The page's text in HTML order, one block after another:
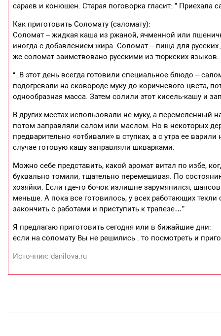
сараев и конюшен. Старая поговорка гласит: ” Приехала
Как приготовить Соломату (саломату):
Соломат – жидкая каша из ржаной, ячменной или
иногда с добавлением жира. Соломат – пища для
же соломат заимствовано русскими из тюркских языков.
“. В этот день всегда готовили специальное блюдо –
подогревали на сковороде муку до коричневого цвета,
однообразная масса. Затем солили этот кисель-кашу и
В других местах использовали не муку, а перемеленный
потом заправляли салом или маслом. Но в некоторых
предварительно «отбивали» в ступках, а с утра ее
случае готовую кашу заправляли шкварками.
Можно себе представить, какой аромат витал по избе,
буквально томили, тщательно перемешивая. По
хозяйки. Если где-то бочок излишне зарумянился,
меньше. А пока все готовилось, у всех работающих
закончить с работами и приступить к трапезе…”
Я предлагаю приготовить сегодня или в бижайшие дни:
если на соломату Вы не решились . то посмотреть и
Источник: danilova.ru